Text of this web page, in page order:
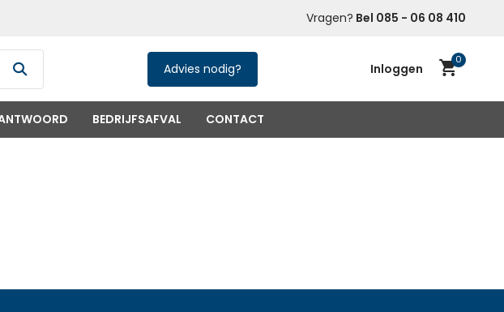
Met een paar klikkensnel geregeld
Vragen? Bel 085 - 06 08 410
Advies nodig? Inloggen
0
BEDRIJFSAFVAL CONTACT